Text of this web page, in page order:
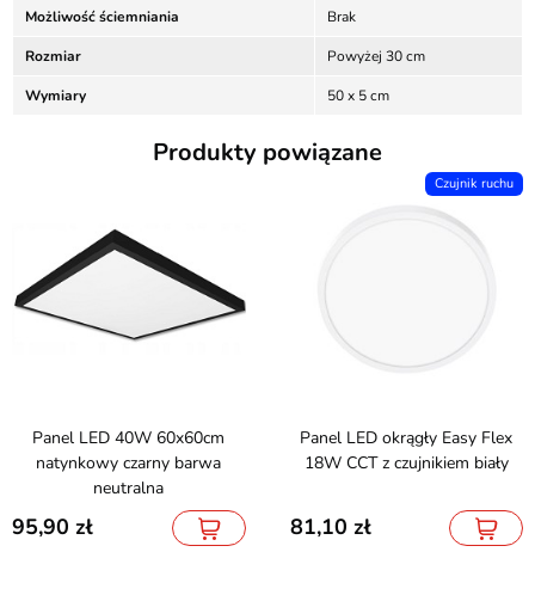
Możliwość ściemniania Brak
Rozmiar Powyżej 30 cm
Wymiary 50 x 5 cm
Produkty powiązane
Panel LED 40W 60x60cm
natynkowy czarny barwa
neutralna
95,90
Czujnik ruchu
Panel LED okrągły Easy Flex
18W CCT z czujnikiem biały
81,10